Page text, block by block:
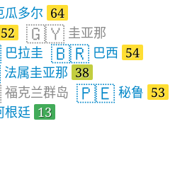
瓜多尔 64
52 🇬🇾 圭亚那
巴拉圭 🇧🇷 巴西 54
法属圭亚那 38
福克兰群岛 🇵🇪 秘鲁 53
根廷 13